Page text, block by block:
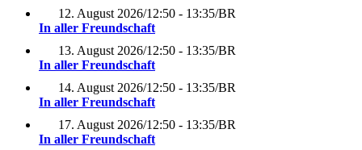
12. August 2026/12:50 - 13:35/BR
In aller Freundschaft
13. August 2026/12:50 - 13:35/BR
In aller Freundschaft
14. August 2026/12:50 - 13:35/BR
In aller Freundschaft
17. August 2026/12:50 - 13:35/BR
In aller Freundschaft